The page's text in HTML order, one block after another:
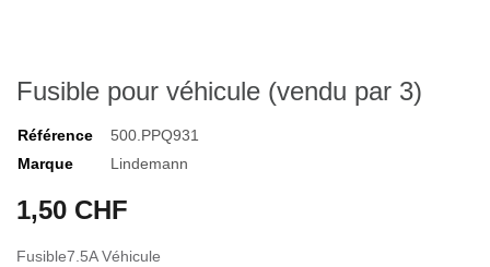
Fusible pour véhicule (vendu par 3)
Référence
500.PPQ931
Marque
Lindemann
1,50 CHF
Fusible7.5A Véhicule